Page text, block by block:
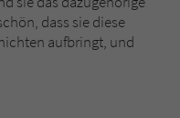
dass sie diese
aufbringt, und